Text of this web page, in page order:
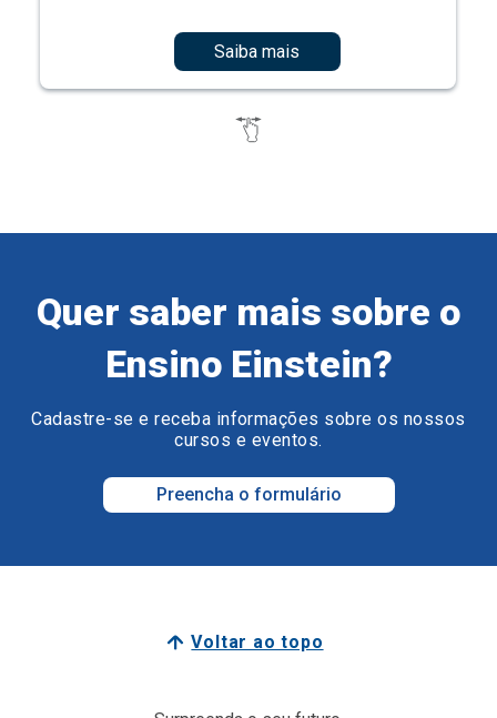
Saiba mais
Quer saber mais sobre o
Ensino Einstein?
Cadastre-se e receba informações sobre os nossos
cursos e eventos.
Preencha o formulário
Voltar ao topo